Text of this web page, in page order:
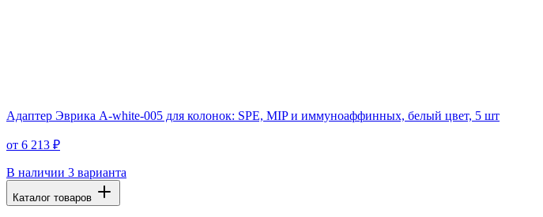
Адаптер Эврика A-white-005 для колонок: SPE, MIP и иммуноаффинных, белый цвет, 5 шт
от 6 213 ₽
В наличии 3 варианта
Каталог товаров